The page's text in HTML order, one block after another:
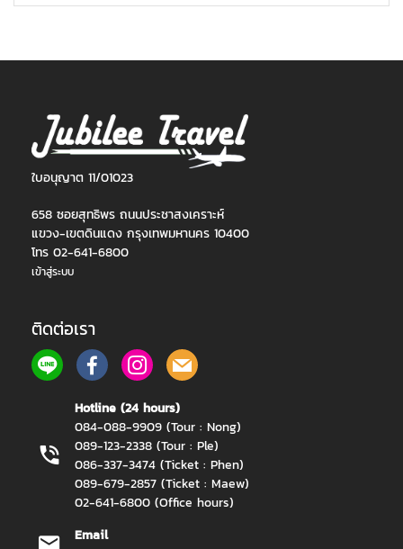
ใบอนุญาต 11/01023
658 ซอยสุทธิพร ถนนประชาสงเคราะห์
แขวง-เขตดินแดง กรุงเทพมหานคร 10400
โทร 02-641-6800
เข้าสู่ระบบ
ติดต่อเรา
Hotline (24 hours)
084-088-9909 (Tour : Nong)
089-123-2338 (Tour : Ple)
086-337-3474 (Ticket : Phen)
089-679-2857 (Ticket : Maew)
02-641-6800 (Office hours)
Email